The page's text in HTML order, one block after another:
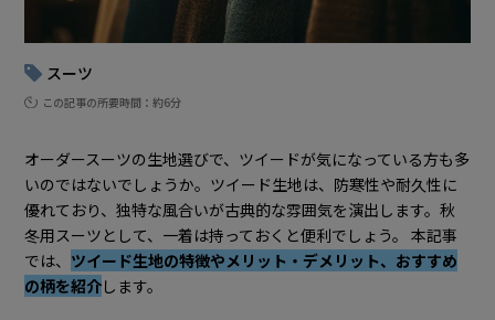
スーツ
この記事の所要時間：約6分
オーダースーツの生地選びで、ツイードが気になっている方も多
いのではないでしょうか。ツイード生地は、防寒性や耐久性に
優れており、独特な風合いが古典的な雰囲気を演出します。秋
冬用スーツとして、一着は持っておくと便利でしょう。 本記事
では、 ツイード生地の特徴やメリット・デメリット、おすすめ
の柄を紹介します。